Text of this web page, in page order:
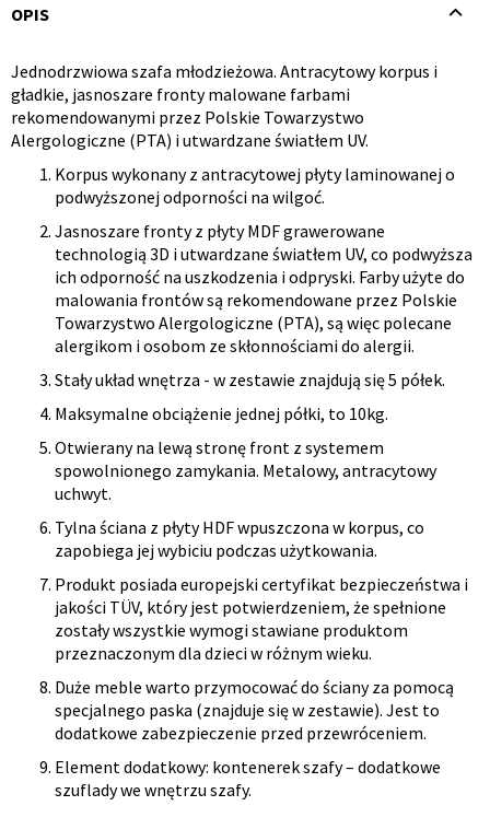
OPIS
Opis
produktu
Jednodrzwiowa szafa młodzieżowa. Antracytowy korpus i
gładkie, jasnoszare fronty malowane farbami
rekomendowanymi przez Polskie Towarzystwo
Alergologiczne (PTA) i utwardzane światłem UV.
Korpus wykonany z antracytowej płyty laminowanej o
podwyższonej odporności na wilgoć.
Jasnoszare fronty z płyty MDF grawerowane
technologią 3D i utwardzane światłem UV, co podwyższa
ich odporność na uszkodzenia i odpryski. Farby użyte do
malowania frontów są rekomendowane przez Polskie
Towarzystwo Alergologiczne (PTA), są więc polecane
alergikom i osobom ze skłonnościami do alergii.
Stały układ wnętrza - w zestawie znajdują się 5 półek.
Maksymalne obciążenie jednej półki, to 10kg.
Otwierany na lewą stronę front z systemem
spowolnionego zamykania. Metalowy, antracytowy
uchwyt.
Tylna ściana z płyty HDF wpuszczona w korpus, co
zapobiega jej wybiciu podczas użytkowania.
Produkt posiada europejski certyfikat bezpieczeństwa i
jakości TÜV, który jest potwierdzeniem, że spełnione
zostały wszystkie wymogi stawiane produktom
przeznaczonym dla dzieci w różnym wieku.
Duże meble warto przymocować do ściany za pomocą
specjalnego paska (znajduje się w zestawie). Jest to
dodatkowe zabezpieczenie przed przewróceniem.
Element dodatkowy: kontenerek szafy – dodatkowe
szuflady we wnętrzu szafy.